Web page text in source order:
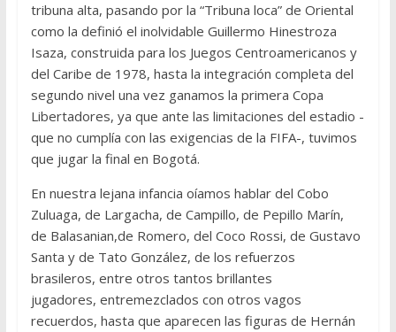
tribuna alta, pasando por la “Tribuna loca” de Oriental
como la definió el inolvidable Guillermo Hinestroza
Isaza, construida para los Juegos Centroamericanos y
del Caribe de 1978, hasta la integración completa del
segundo nivel una vez ganamos la primera Copa
Libertadores, ya que ante las limitaciones del estadio -
que no cumplía con las exigencias de la FIFA-, tuvimos
que jugar la final en Bogotá.
En nuestra lejana infancia oíamos hablar del Cobo
Zuluaga, de Largacha, de Campillo, de Pepillo Marín,
de Balasanian,de Romero, del Coco Rossi, de Gustavo
Santa y de Tato González, de los refuerzos
brasileros, entre otros tantos brillantes
jugadores, entremezclados con otros vagos
recuerdos, hasta que aparecen las figuras de Hernán